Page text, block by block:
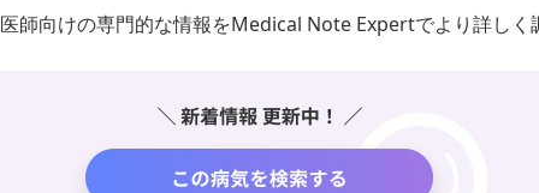
医師向けの専門的な情報をMedical Note Expertでより詳しく